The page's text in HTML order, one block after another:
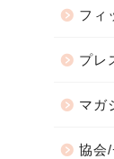
フィ
プレ
マガ
協会